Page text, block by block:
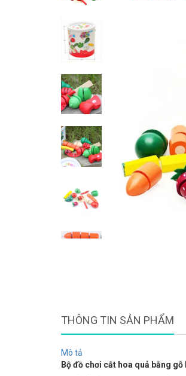
THÔNG TIN SẢN PHẨM
Mô tả
Bộ đồ chơi cắt hoa quả bằng gỗ